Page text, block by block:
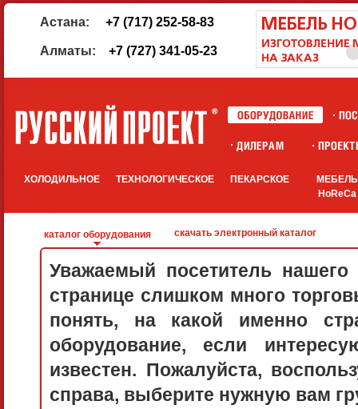
Астана: +7 (717) 252-58-83
Алматы: +7 (727) 341-05-23
ХОЛОДИЛЬНОЕ ТЕХНОЛОГИЧЕСКОЕ ПЕКАРСКОЕ
МЕБЕЛЬ
HoReCa
каталог оборудования скачать электронный каталог
Уважаемый посетитель
странице слишком много
понять, на какой именно
оборудование, если
известен. Пожалуйста,
справа, выберите нужную вам